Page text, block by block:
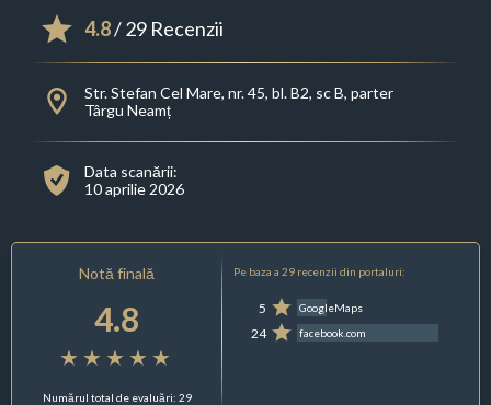
4.8/ 29 Recenzii
Str. Stefan Cel Mare, nr. 45, bl. B2, sc B, parter
Târgu Neamț
Data scanării:
10 aprilie 2026
Notă finală
4.8
Numărul total de evaluări: 29
Pe baza a 29 recenzii din portaluri:
5 GoogleMaps
24 facebook.com